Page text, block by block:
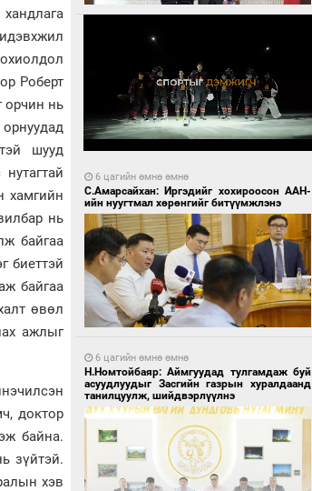
Роберт
орчин нь
шууд
хамгийн
нь
байгаа
биеттэй
байгаа
өвөл
ажлыг
доктор
байна.
зүйтэй.
хэв
6 цагийн өмнө өмнө
С.Амарсайхан: Иргэдийг хохироосон ААН-
ийн нуугтмал хөрөнгийг битүүмжлэнэ
6 цагийн өмнө өмнө
Н.Номтойбаяр: Аймгуудад тулгамдаж буй
асуудлуудыг Засгийн газрын хуралдаанд
танилцуулж, шийдвэрлүүлнэ